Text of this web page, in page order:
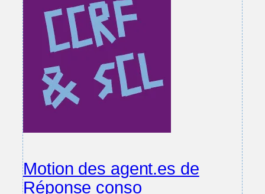
Motion des agent.es de
Réponse conso